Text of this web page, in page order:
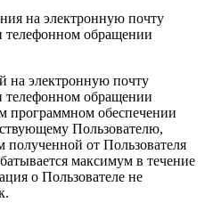
на электронную почту
телефонном обращении
на электронную почту
телефонном обращении
программном обеспечении
Пользователю,
полученной от Пользователя
максимум в течение
о Пользователе не